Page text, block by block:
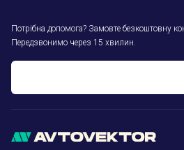
Потрібна допомога? Замовте безкоштовну
Передзвонимо через 15 хвилин.